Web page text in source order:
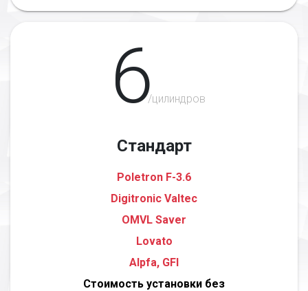
6/цилиндров
Стандарт
Poletron F-3.6
Digitronic Valtec
OMVL Saver
Lovato
Alpfa, GFI
Стоимость установки без